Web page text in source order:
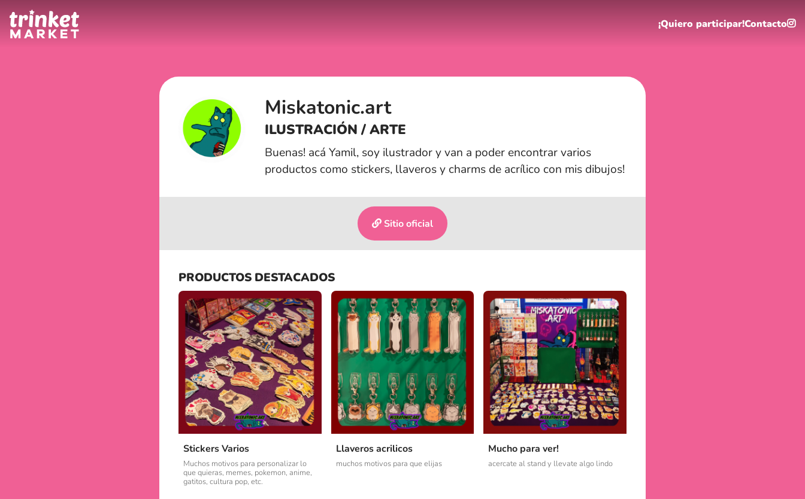
¡Quiero participar!Contacto
Miskatonic.art
ILUSTRACIÓN / ARTE
Buenas! acá Yamil, soy ilustrador y van a poder encontrar varios
productos como stickers, llaveros y charms de acrílico con mis dibujos!
Sitio oficial
PRODUCTOS DESTACADOS
Stickers Varios
Muchos motivos para personalizar lo
que quieras, memes, pokemon, anime,
gatitos, cultura pop, etc.
Llaveros acrilicos
muchos motivos para que elijas
Mucho para ver!
acercate al stand y llevate algo lindo